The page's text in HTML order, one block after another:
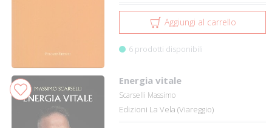
Aggiungi al carrello
6 prodotti disponibili
Energia vitale
Scarselli Massimo
Edizioni La Vela (Viareggio)